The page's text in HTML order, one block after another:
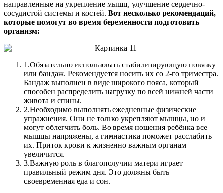
направленные на укрепление мышц, улучшение сердечно-
сосудистой системы и костей. Вот несколько рекомендаций,
которые помогут во время беременности подготовить
организм:
1.Обязательно использовать стабилизирующую повязку
или бандаж. Рекомендуется носить их со 2-го триместра.
Бандаж выполнен в виде широкого пояса, который
способен распределить нагрузку по всей нижней части
живота и спины.
2.Необходимо выполнять ежедневные физические
упражнения. Они не только укрепляют мышцы, но и
могут облегчить боль. Во время ношения ребёнка все
мышцы напряжены, а гимнастика поможет расслабить
их. Приток крови к жизненно важным органам
увеличится.
3.Важную роль в благополучии матери играет
правильный режим дня. Это должны быть
своевременная еда и сон.